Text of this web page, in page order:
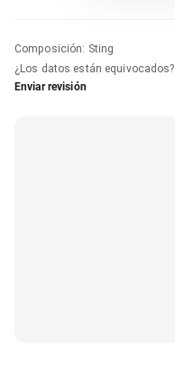
Composición: Sting
¿Los datos están equivocados?
Enviar revisión